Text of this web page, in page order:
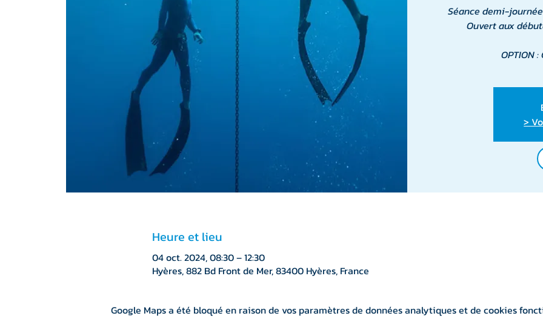
Séance demi-
Ouvert aux
OPTION
>
Heure et lieu
04 oct. 2024, 08:30 – 12:30
Hyères, 882 Bd Front de Mer, 83400 Hyères, France
Google Maps a été bloqué en raison de vos paramètres de données analytiques et de cookies